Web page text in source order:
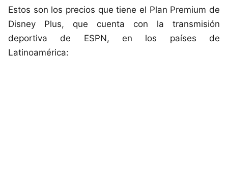
Estos son los precios que tiene el Plan Premium de
Disney Plus, que cuenta con la transmisión
deportiva de ESPN, en los países de
Latinoamérica: